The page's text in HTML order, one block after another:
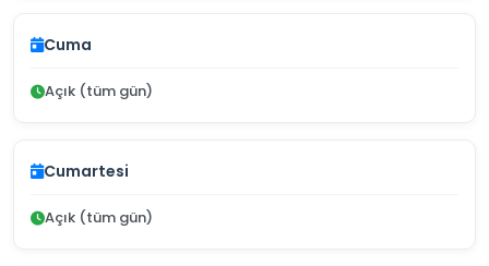
Cuma
Açık (tüm gün)
Cumartesi
Açık (tüm gün)